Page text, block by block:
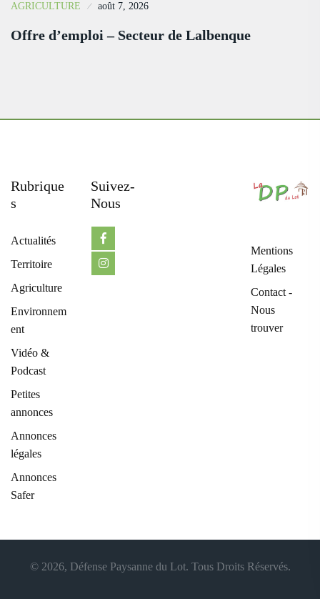
AGRICULTURE août 7, 2026
Offre d’emploi – Secteur de Lalbenque
Rubrique
S
Actualités
Territoire
Agriculture
Environnem
ent
Vidéo &
Podcast
Petites
annonces
Annonces
légales
Annonces
Safer
Suivez-
Nous
Mentions
Légales
Contact -
Nous
trouver
© 2026, Défense Paysanne du Lot. Tous Droits Réservés.